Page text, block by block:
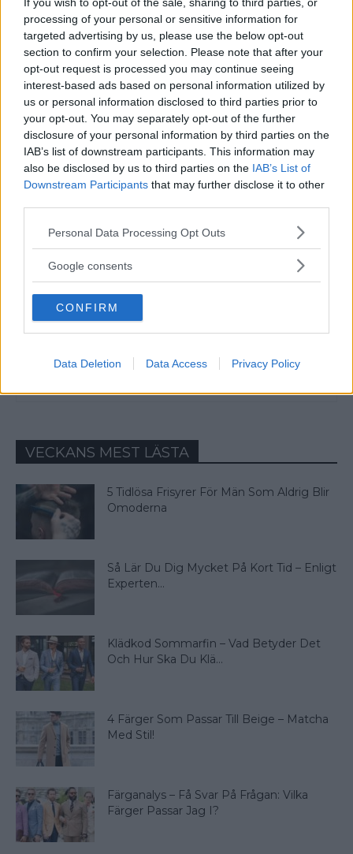
processing of your personal or sensitive information for
targeted advertising by us, please use the below opt-out
section to confirm your selection. Please note that after your
opt-out request is processed you may continue seeing
interest-based ads based on personal information utilized by
us or personal information disclosed to third parties prior to
your opt-out. You may separately opt-out of the further
disclosure of your personal information by third parties on the
IAB’s list of downstream participants. This information may
also be disclosed by us to third parties on the IAB’s List of
Downstream Participants that may further disclose it to other
Please note that this website/app uses one or more Google
not limited to your visit or usage behaviour. You may click to
use your data for below specified purposes in below Google
consent section.
Personal Data Processing Opt Outs
Google consents
CONFIRM
Data Deletion Data Access Privacy Policy
Föregående artikel
Sommarens 5 Hetaste
Plagg – Ett Par Måsten I
Garderoben
Nästa artikel
Varför Rycker Man Till När
Man Somnar?
Jag skriver mest om drinkar och resor, men gästspelar även lite
här och där med min kvinnliga vinkel på diverse manliga ämnen.
VECKANS MEST LÄSTA
5 Tidlösa Frisyrer För Män Som Aldrig Blir
Omoderna
Så Lär Du Dig Mycket På Kort Tid – Enligt
Experten...
Klädkod Sommarfin – Vad Betyder Det
Och Hur Ska Du Klä...
4 Färger Som Passar Till Beige – Matcha
Med Stil!
Färganalys – Få Svar På Frågan: Vilka
Färger Passar Jag I?